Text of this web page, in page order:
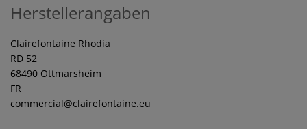
Herstellerangaben
Clairefontaine Rhodia
RD 52
68490 Ottmarsheim
FR
commercial@clairefontaine.eu